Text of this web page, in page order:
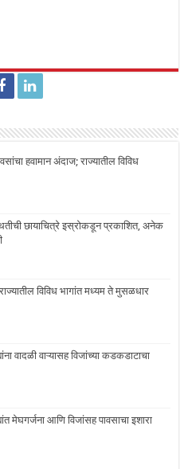
हवामान अंदाज; राज्यातील विविध
छायाचित्रे इस्रोकडून प्रकाशित, अनेक
विविध भागांत मध्यम ते मुसळधार
वादळी वाऱ्यासह विजांच्या कडकडाटाचा
मेघगर्जना आणि विजांसह पावसाचा इशारा